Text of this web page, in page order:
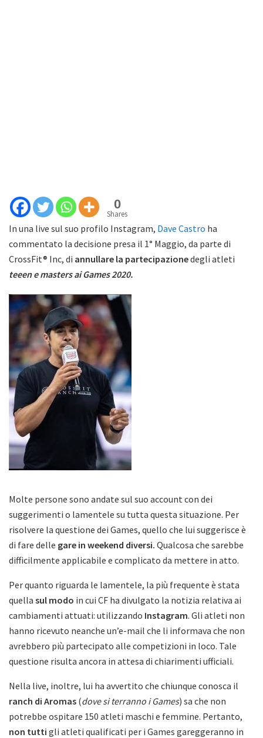
0
Shares
In una live sul suo profilo Instagram, Dave Castro ha
commentato la decisione presa il 1° Maggio, da parte di
CrossFit® Inc, di annullare la partecipazionedegli atleti
teeen e masters ai Games 2020.
Molte persone sono andate sul suo account con dei
suggerimenti o lamentele su tutta questa situazione. Per
risolvere la questione dei Games, quello che lui suggerisce è
di fare delle gare in weekend diversi. Qualcosa che sarebbe
difficilmente applicabile e complicato da mettere in atto.
Per quanto riguarda le lamentele, la più frequente è stata
quella sul modo in cui CF ha divulgato la notizia relativa ai
cambiamenti attuati: utilizzando Instagram. Gli atleti non
hanno ricevuto neanche un’e-mail che li informava che non
avrebbero più partecipato alle competizioni in loco. Tale
questione risulta ancora in attesa di chiarimenti ufficiali.
Nella live, inoltre, lui ha avvertito che chiunque conosca il
ranch di Aromas (dove si terranno i Games) sa che non
potrebbe ospitare 150 atleti maschi e femmine. Pertanto,
non tutti gli atleti qualificati per i Games gareggeranno in